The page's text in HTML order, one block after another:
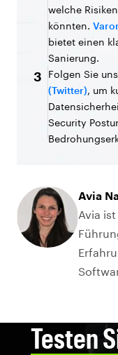
welche
könnten.
bietet einen
Sanierung.
3 Folgen Sie
(Twitter), um
Security
Avia
Avia
Testen